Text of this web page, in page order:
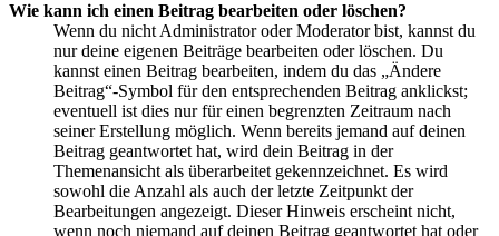
Wie kann ich einen Beitrag bearbeiten oder löschen?
Wenn du nicht Administrator oder Moderator bist, kannst du
nur deine eigenen Beiträge bearbeiten oder löschen. Du
kannst einen Beitrag bearbeiten, indem du das „Ändere
Beitrag“-Symbol für den entsprechenden Beitrag anklickst;
eventuell ist dies nur für einen begrenzten Zeitraum nach
seiner Erstellung möglich. Wenn bereits jemand auf deinen
Beitrag geantwortet hat, wird dein Beitrag in der
Themenansicht als überarbeitet gekennzeichnet. Es wird
sowohl die Anzahl als auch der letzte Zeitpunkt der
Bearbeitungen angezeigt. Dieser Hinweis erscheint nicht,
wenn noch niemand auf deinen Beitrag geantwortet hat oder